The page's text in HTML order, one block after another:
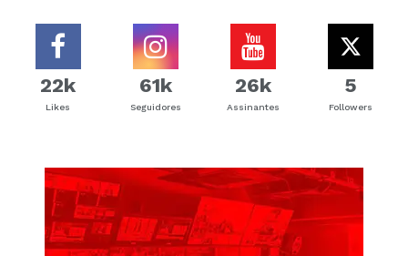
22k
Likes
61k
Seguidores
26k
Assinantes
5
Followers